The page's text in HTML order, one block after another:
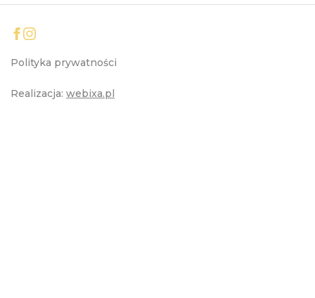
Polityka prywatności
Realizacja: webixa.pl